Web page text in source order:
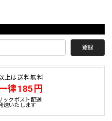
登録
上は送料無料
律185円
ックポスト配送
送いたします